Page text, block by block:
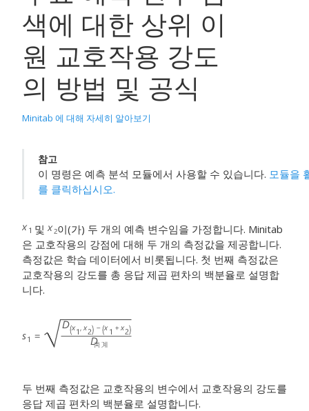
색에 대한 상위 이
원 교호작용 강도
의 방법 및 공식
Minitab 에 대해 자세히 알아보기
참고
이 명령은 예측 분석 모듈에서 사용할 수 있습니다. 모듈을
를 클릭하십시오.
및
이(가) 두 개의 예측 변수임을 가정합니다. Minitab
은 교호작용의 강점에 대해 두 개의 측정값을 제공합니다.
측정값은 학습 데이터에서 비롯됩니다. 첫 번째 측정값은
교호작용의 강도를 총 응답 제곱 편차의 백분율로 설명합
니다.
두 번째 측정값은 교호작용의 변수에서 교호작용의 강도를
응답 제곱 편차의 백분율로 설명합니다.